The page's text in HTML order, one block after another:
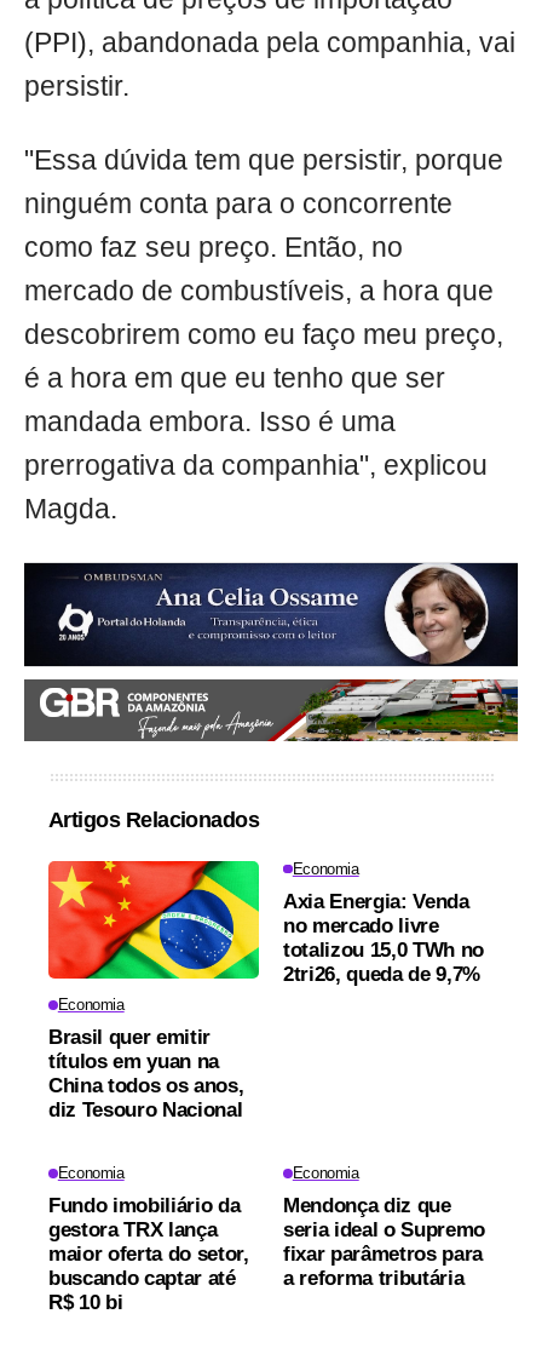
(PPI), abandonada pela companhia, vai
persistir.
"Essa dúvida tem que persistir, porque
ninguém conta para o concorrente
como faz seu preço. Então, no
mercado de combustíveis, a hora que
descobrirem como eu faço meu preço,
é a hora em que eu tenho que ser
mandada embora. Isso é uma
prerrogativa da companhia", explicou
Magda.
Artigos Relacionados
Economia
Brasil quer emitir
títulos em yuan na
China todos os anos,
diz Tesouro Nacional
Economia
Axia Energia: Venda
no mercado livre
totalizou 15,0 TWh no
2tri26, queda de 9,7%
Economia
Fundo imobiliário da
gestora TRX lança
maior oferta do setor,
buscando captar até
R$ 10 bi
Economia
Mendonça diz que
seria ideal o Supremo
fixar parâmetros para
a reforma tributária